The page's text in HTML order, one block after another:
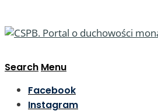
Search Menu
Facebook
Instagram